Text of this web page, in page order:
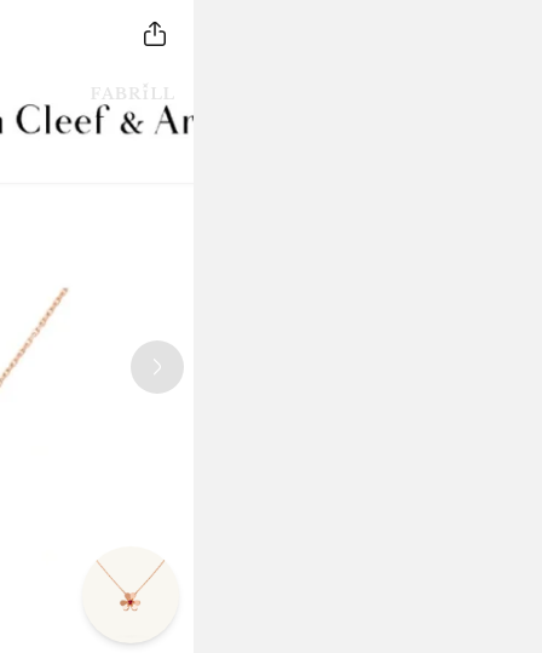
Next slide